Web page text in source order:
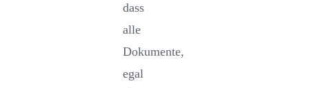
dass
alle
Dokumente,
egal